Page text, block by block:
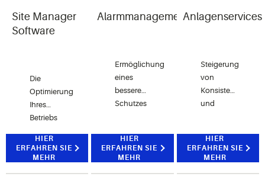
Site Manager
Software
Die
Optimierung
Ihres
Betriebs
mit Site
Manager,
HIER
ERFAHREN SIE
MEHR
Alarmmanagement
Ermöglichung
eines
besseren
Schutzes
und
Kunden
HIER
ERFAHREN SIE
MEHR
Anlagenservices
Steigerung
von
Konsistenz
und
Festlegen
und
HIER
ERFAHREN SIE
MEHR